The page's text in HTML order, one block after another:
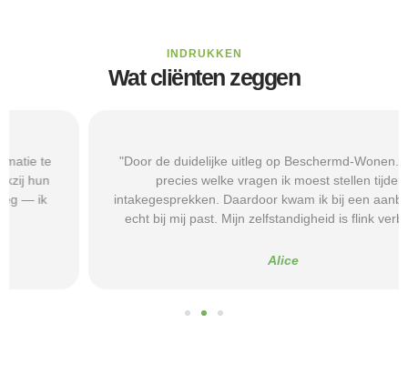
INDRUKKEN
Wat cliënten zeggen
"Door de duidelijke uitleg op Beschermd-Wonen.nl wist ik
precies welke vragen ik moest stellen tijdens
intakegesprekken. Daardoor kwam ik bij een aanbieder die
echt bij mij past. Mijn zelfstandigheid is flink verbeterd."